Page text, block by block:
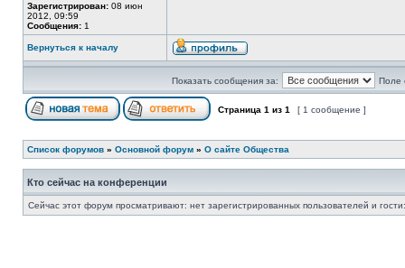
Зарегистрирован: 08 июн
2012, 09:59
Сообщения: 1
Вернуться к началу
Показать сообщения за: Поле
Страница 1 из 1 [ 1 сообщение ]
Список форумов » Основной форум » О сайте Общества
Кто сейчас на конференции
Сейчас этот форум просматривают: нет зарегистрированных пользователей и